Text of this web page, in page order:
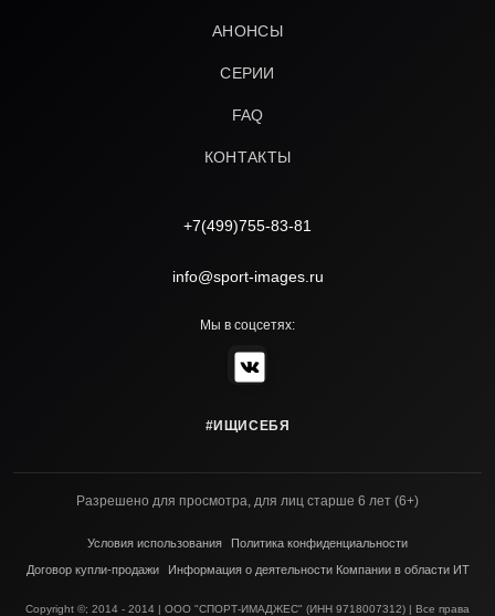
АНОНСЫ
СЕРИИ
FAQ
КОНТАКТЫ
+7(499)755-83-81
info@sport-images.ru
Мы в соцсетях:
#ИЩИСЕБЯ
Разрешено для просмотра, для лиц старше 6 лет (6+)
Условия использования
Политика конфиденциальности
Договор купли-продажи
Информация о деятельности Компании в области ИТ
Copyright ©; 2014 - 2014 | ООО "СПОРТ-ИМАДЖЕС" (ИНН 9718007312) | Все права